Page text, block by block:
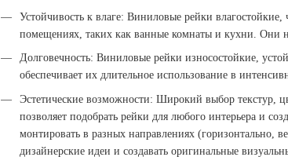
Устойчивость к влаге: Виниловые рейки
помещениях, таких как ванные комнаты и кухни. Они
Долговечность: Виниловые рейки износостойкие,
обеспечивает их длительное использование в
Эстетические возможности: Широкий выбор текстур,
позволяет подобрать рейки для любого интерьера и
монтировать в разных направлениях (горизонтально,
дизайнерские идеи и создавать оригинальные